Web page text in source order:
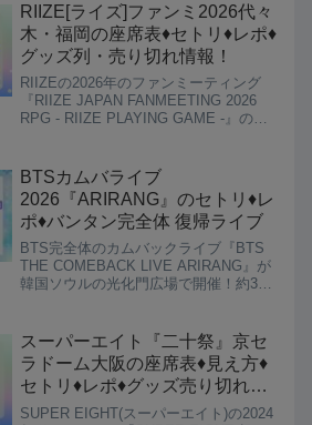
RIIZE[ライズ]ファンミ2026代々
木・福岡の座席表♦️セトリ♦️レポ♦️
グッズ列・売り切れ情報！
RIIZEの2026年のファンミーティング
『RIIZE JAPAN FANMEETING 2026
RPG - RIIZE PLAYING GAME -』の情
BTSカムバライブ
2026『ARIRANG』のセトリ♦️レ
ポ♦️バンタン完全体 復帰ライブ
BTS完全体のカムバックライブ『BTS
THE COMEBACK LIVE ARIRANG』が
韓国ソウルの光化門広場で開催！約3年
歓喜感動のライブとなりました。BT...
スーパーエイト『二十祭』京セ
ラドーム大阪の座席表♦️見え方♦️
セトリ♦️レポ♦️グッズ売り切れ情
報！SUPER EIGHTドームツア
SUPER EIGHT(スーパーエイト)の2024